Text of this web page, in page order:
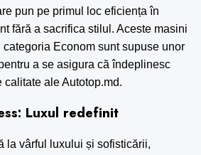
pun pe primul loc eficiența în
fără a sacrifica stilul. Aceste masini
categoria Econom sunt supuse unor
a se asigura că îndeplinesc
ale Autotop.md.
Luxul redefinit
la vârful luxului și sofisticării,